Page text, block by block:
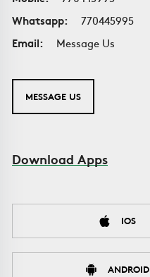
Whatsapp:
770445995
Email:
Message Us
MESSAGE US
Download Apps
IOS
ANDROID